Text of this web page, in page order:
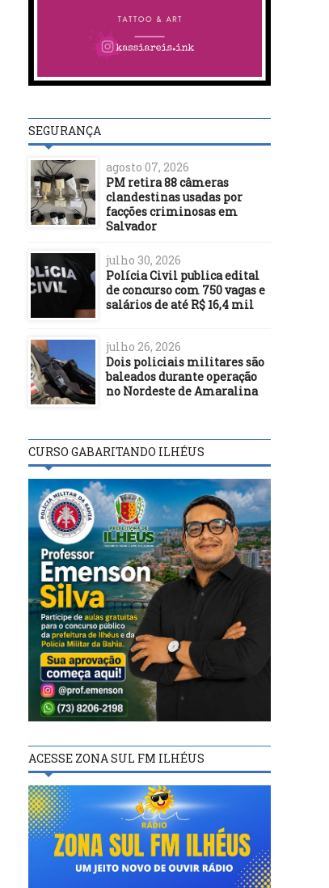
POLÍTICA
18/04/24
Governo Federal publica
Porto de Ilhéus
POLÍTICA
Brasil irá responder
SEGURANÇA
agosto 07, 2026
PM retira 88 câmeras
clandestinas usadas por
facções criminosas em
Salvador
julho 30, 2026
Polícia Civil publica edital
de concurso com 750 vagas e
salários de até R$ 16,4 mil
julho 26, 2026
Dois policiais militares são
baleados durante operação
no Nordeste de Amaralina
CURSO GABARITANDO ILHÉUS
ACESSE ZONA SUL FM ILHÉUS